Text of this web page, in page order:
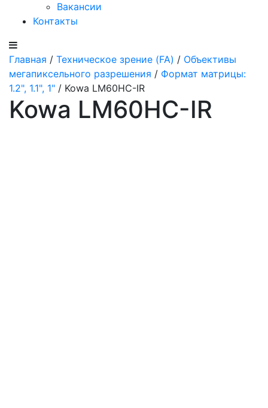
Вакансии
Контакты
Главная / Техническое зрение (FA) / Объективы
мегапиксельного разрешения / Формат матрицы:
1.2", 1.1", 1" / Kowa LM60HC-IR
Kowa LM60HC-IR